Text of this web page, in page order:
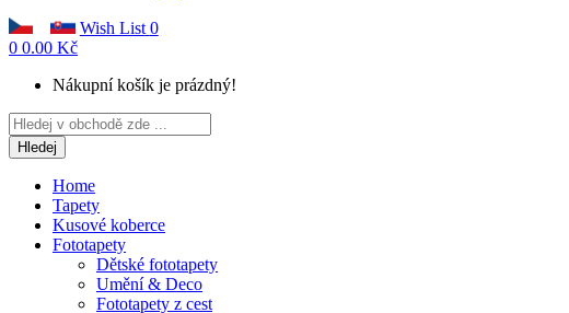
Wish List 0
0 0.00 Kč
Nákupní košík je prázdný!
Hledej
Home
Tapety
Kusové koberce
Fototapety
Dětské fototapety
Umění & Deco
Fototapety z cest